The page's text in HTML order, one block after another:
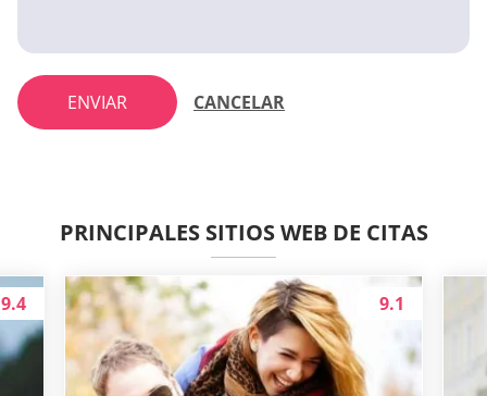
ENVIAR CANCELAR
PRINCIPALES SITIOS WEB DE CITAS
9.4 9.1